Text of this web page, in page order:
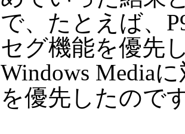
で、たとえば、
セグ機能を優先
Windows Media
を優先したので